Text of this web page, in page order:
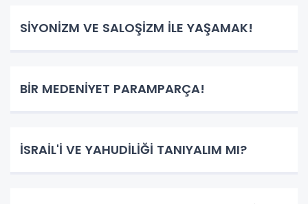
SİYONİZM VE SALOŞİZM İLE YAŞAMAK!
BİR MEDENİYET PARAMPARÇA!
İSRAİL'İ VE YAHUDİLİĞİ TANIYALIM MI?